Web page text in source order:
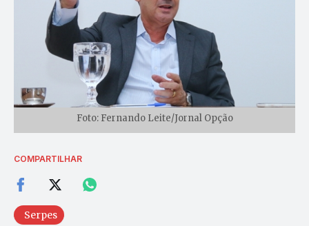
Foto: Fernando Leite/Jornal Opção
COMPARTILHAR
Serpes